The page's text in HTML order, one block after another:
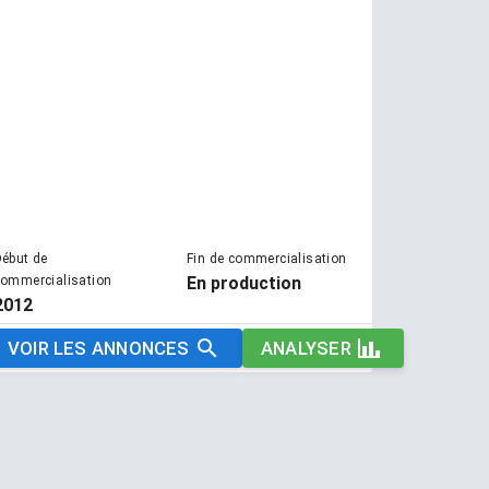
de
Fin de commercialisation
En production
VOIR LES ANNONCES ANALYSER